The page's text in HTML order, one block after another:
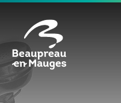
Cookies management panel